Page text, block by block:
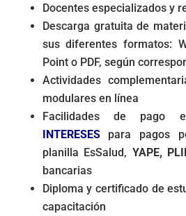
Docentes especializados y
Descarga gratuita de
sus diferentes formatos:
Point o PDF, según
Actividades
modulares en línea
Facilidades de pago
INTERESES para pagos
planilla EsSalud, YAPE,
bancarias
Diploma y certificado de
capacitación